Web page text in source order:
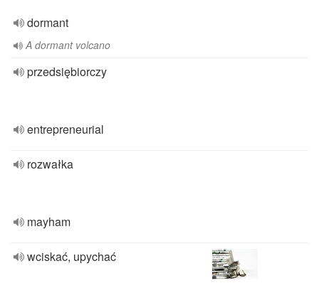
dormant
A dormant volcano
przedsiębiorczy
entrepreneurial
rozwałka
mayham
wciskać, upychać